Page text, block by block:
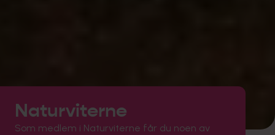
Naturviterne
Som medlem i Naturviterne får du noen av